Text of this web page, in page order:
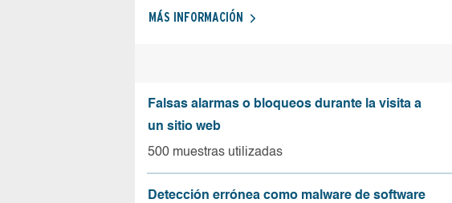
MÁS INFORMACIÓN
Falsas alarmas o bloqueos durante la visita a
un sitio web
500 muestras utilizadas
Detección errónea como malware de software